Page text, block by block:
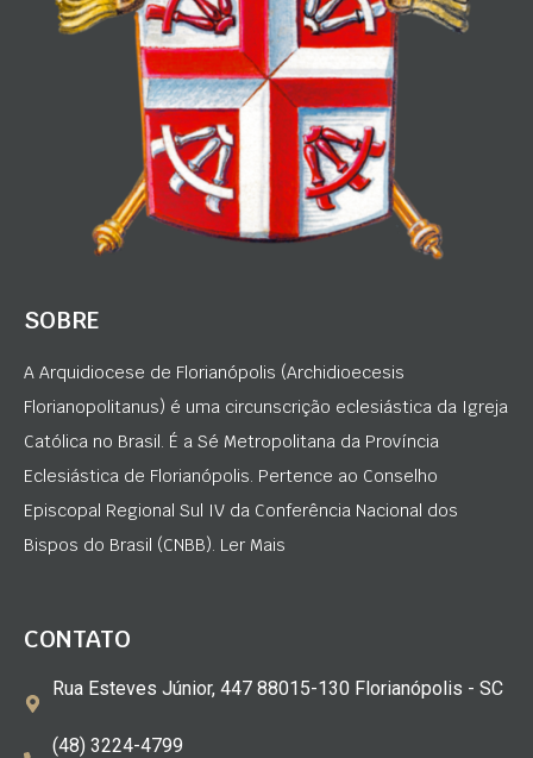
SOBRE
A Arquidiocese de Florianópolis (Archidioecesis
Florianopolitanus) é uma circunscrição eclesiástica da Igreja
Católica no Brasil. É a Sé Metropolitana da Província
Eclesiástica de Florianópolis. Pertence ao Conselho
Episcopal Regional Sul IV da Conferência Nacional dos
Bispos do Brasil (CNBB). Ler Mais
CONTATO
Rua Esteves Júnior, 447 88015-130 Florianópolis - SC
(48) 3224-4799